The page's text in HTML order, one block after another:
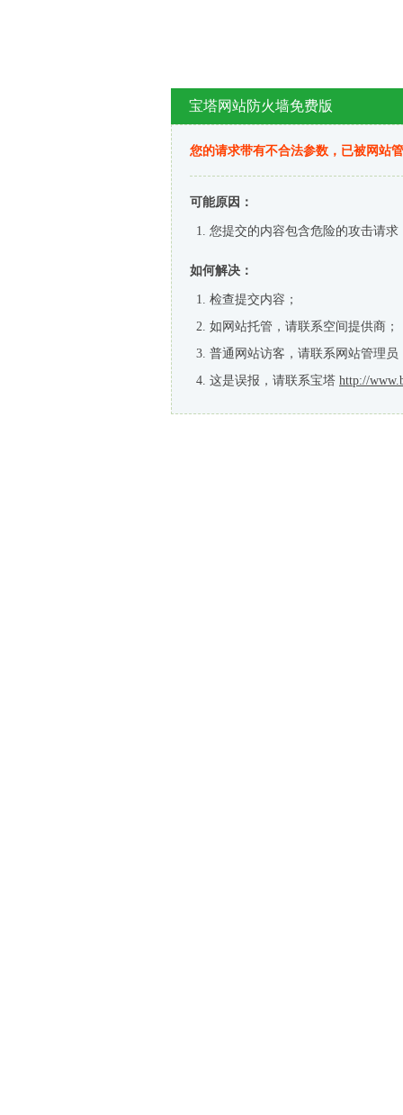
宝塔网站防火墙免费版
您的请求带有不合法参数，已被网站
可能原因：
您提交的内容包含危险的攻击请求
如何解决：
检查提交内容；
如网站托管，请联系空间提供商；
普通网站访客，请联系网站管理员
这是误报，请联系宝塔 http://